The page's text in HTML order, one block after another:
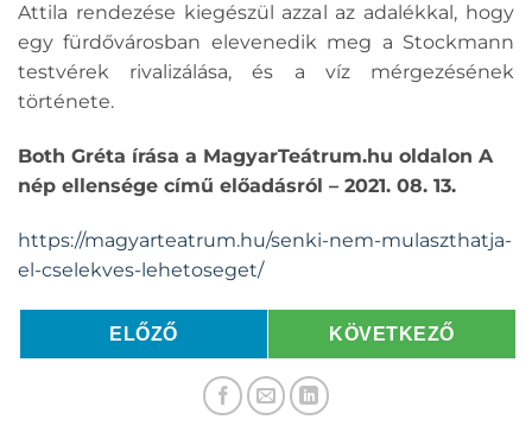
Attila rendezése kiegészül azzal az adalékkal, hogy
egy fürdővárosban elevenedik meg a Stockmann
testvérek rivalizálása, és a víz mérgezésének
története.
Both Gréta írása a MagyarTeátrum.hu oldalon A
nép ellensége című előadásról – 2021. 08. 13.
https://magyarteatrum.hu/senki-nem-mulaszthatja-
el-cselekves-lehetoseget/
ELŐZŐ KÖVETKEZŐ